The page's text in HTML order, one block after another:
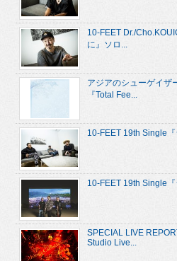
10-FEET Dr./
に』ソロ...
アジアのシューゲイザ
『Total Fee...
10-FEET 19th Single
10-FEET 19th Single
SPECIAL LIVE
Studio Live...